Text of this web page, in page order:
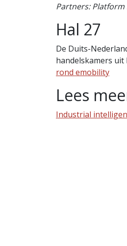
Partners: Platform
Hal 27
De Duits-
handelskamers uit
rond emobility
Lees
Industrial